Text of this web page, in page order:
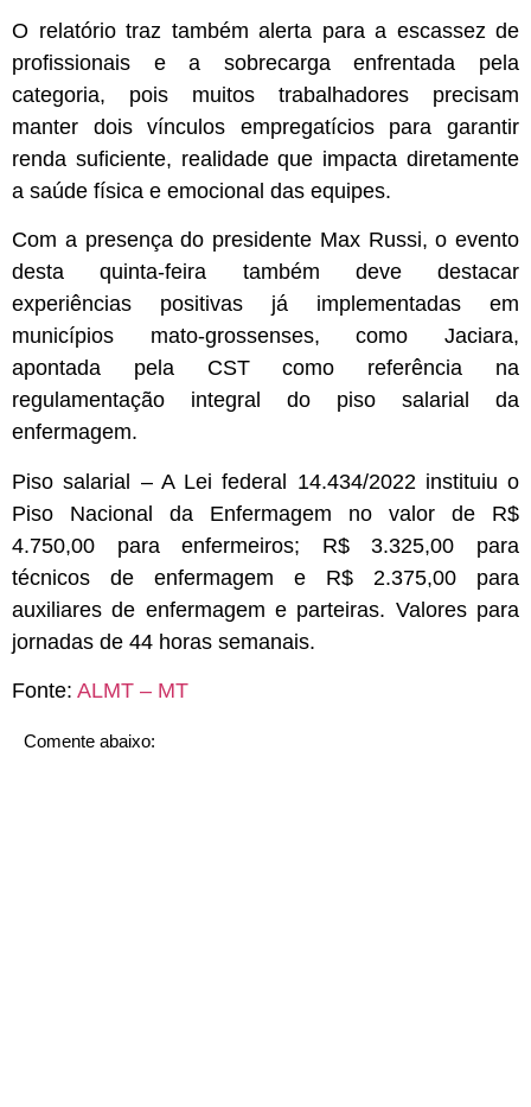
O relatório traz também alerta para a escassez de
profissionais e a sobrecarga enfrentada pela
categoria, pois muitos trabalhadores precisam
manter dois vínculos empregatícios para garantir
renda suficiente, realidade que impacta diretamente
a saúde física e emocional das equipes.
Com a presença do presidente Max Russi, o evento
desta quinta-feira também deve destacar
experiências positivas já implementadas em
municípios mato-grossenses, como Jaciara,
apontada pela CST como referência na
regulamentação integral do piso salarial da
enfermagem.
Piso salarial – A Lei federal 14.434/2022 instituiu o
Piso Nacional da Enfermagem no valor de R$
4.750,00 para enfermeiros; R$ 3.325,00 para
técnicos de enfermagem e R$ 2.375,00 para
auxiliares de enfermagem e parteiras. Valores para
jornadas de 44 horas semanais.
Fonte: ALMT – MT
Comente abaixo: